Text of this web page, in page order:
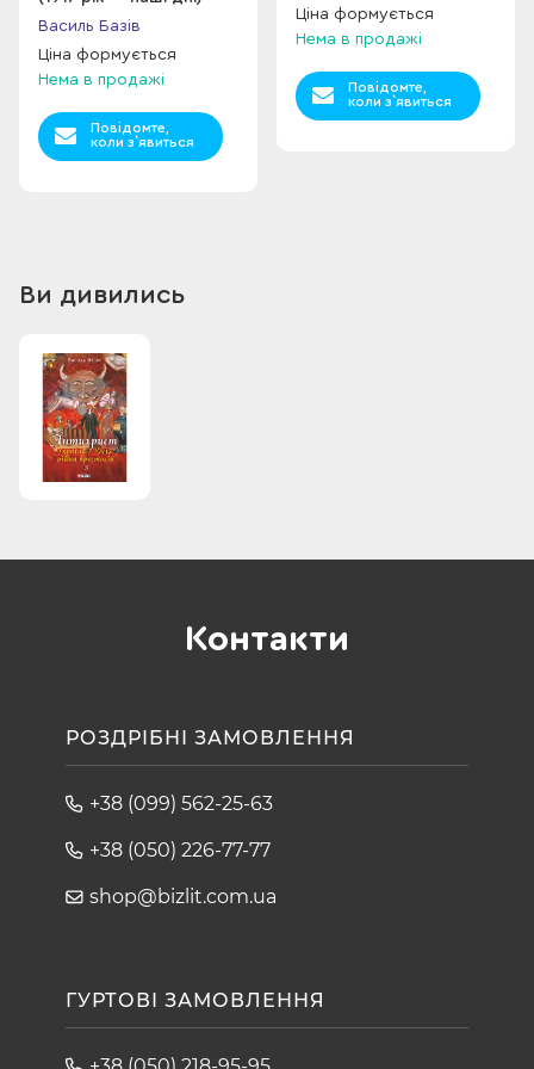
Василь Базів
Ціна формується
Нема в продажі
Повідомте,
коли з`явиться
Ціна формується
Нема в продажі
Повідомте,
коли з`явиться
Ви дивились
Контакти
РОЗДРІБНІ ЗАМОВЛЕННЯ
+38 (099) 562-25-63
+38 (050) 226-77-77
shop@bizlit.com.ua
ГУРТОВІ ЗАМОВЛЕННЯ